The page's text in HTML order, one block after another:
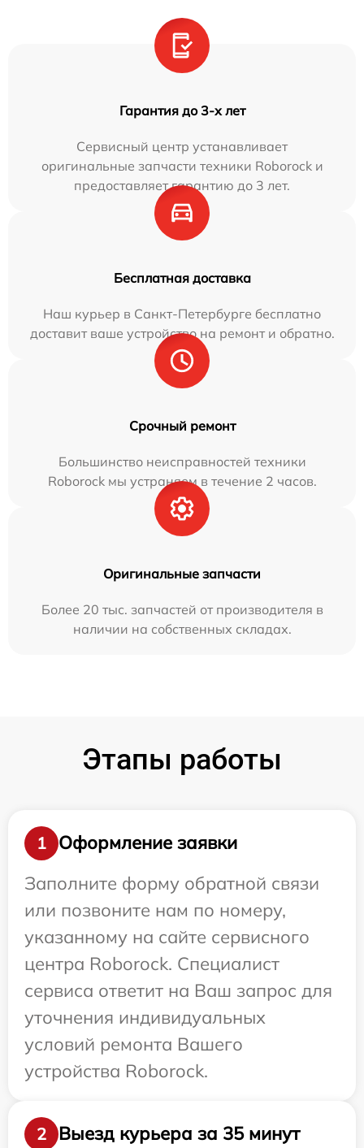
Гарантия до 3-х лет
Сервисный центр устанавливает
оригинальные запчасти техники Roborock и
предоставляет гарантию до 3 лет.
Бесплатная доставка
Наш курьер в Санкт-Петербурге бесплатно
доставит ваше устройство на ремонт и обратно.
Срочный ремонт
Большинство неисправностей техники
Roborock мы устраняем в течение 2 часов.
Оригинальные запчасти
Более 20 тыс. запчастей от производителя в
наличии на собственных складах.
Этапы работы
1
Оформление заявки
Заполните форму обратной связи
или позвоните нам по номеру,
указанному на сайте сервисного
центра Roborock. Специалист
сервиса ответит на Ваш запрос для
уточнения индивидуальных
условий ремонта Вашего
устройства Roborock.
2
Выезд курьера за 35 минут